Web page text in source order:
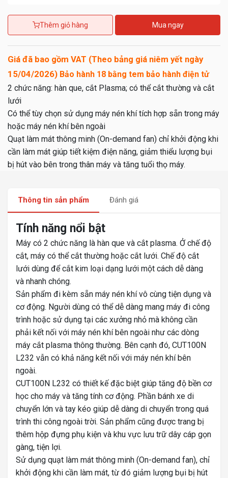
Thêm giỏ hàng Mua ngay
Giá đã bao gồm VAT (Theo bảng giá niêm yết ngày
15/04/2026) Bảo hành 18 bằng tem bảo hành điện tử
2 chức năng: hàn que, cắt Plasma; có thể cắt thường và cắt
lưới
Có thể tùy chọn sử dụng máy nén khí tích hợp sẵn trong máy
hoặc máy nén khí bên ngoài
Quạt làm mát thông minh (On-demand fan) chỉ khởi động khi
cần làm mát giúp tiết kiệm điện năng, giảm thiểu lượng bụi
bị hút vào bên trong thân máy và tăng tuổi thọ máy.
Thông tin sản phẩm Đánh giá
Tính năng nổi bật
Máy có 2 chức năng là hàn que và cắt plasma. Ở chế độ
cắt, máy có thể cắt thường hoặc cắt lưới. Chế độ cắt
lưới dùng để cắt kim loại dạng lưới một cách dễ dàng
và nhanh chóng.
Sản phẩm đi kèm sẵn máy nén khí vô cùng tiện dụng và
cơ động. Người dùng có thể dễ dàng mang máy đi công
trình hoặc sử dụng tại các xưởng nhỏ mà không cần
phải kết nối với máy nén khí bên ngoài như các dòng
máy cắt plasma thông thường. Bên cạnh đó, CUT100N
L232 vẫn có khả năng kết nối với máy nén khí bên
ngoài.
CUT100N L232 có thiết kế đặc biệt giúp tăng độ bền cơ
học cho máy và tăng tính cơ động. Phần bánh xe di
chuyển lớn và tay kéo giúp dễ dàng di chuyển trong quá
trình thi công ngoài trời. Sản phẩm cũng được trang bị
thêm hộp đựng phụ kiện và khu vực lưu trữ dây cáp gọn
gàng, tiện lợi.
Sử dụng quạt làm mát thông minh (On-demand fan), chỉ
khởi động khi cần làm mát, từ đó giảm lượng bụi bị hút